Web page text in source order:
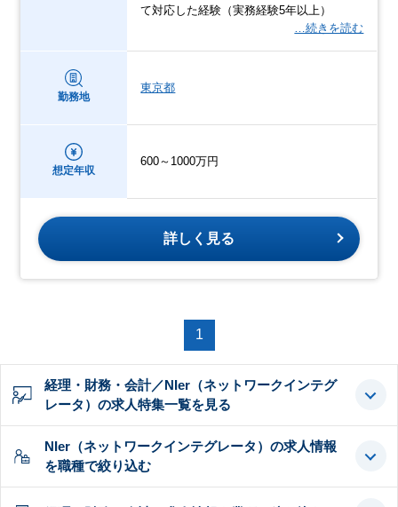
て対応した経験（実務経験5年以上）
…続きを読む
勤務地
東京都
想定年収
600～1000万円
詳しく見る
1
経理・財務・会計／NIer（ネットワークインテグ
レータ）の求人特集一覧を見る
NIer（ネットワークインテグレータ）の求人情報
を職種で絞り込む